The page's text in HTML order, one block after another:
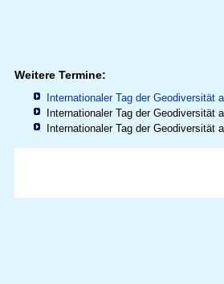
Weitere Termine:
Internationaler Tag der Geodiversität
Internationaler Tag der Geodiversität
Internationaler Tag der Geodiversität